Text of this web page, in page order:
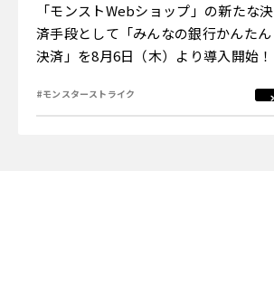
「モンストWebショップ」の新たな決
済手段として「みんなの銀行かんたん
決済」を8月6日（木）より導入開始！
#モンスターストライク